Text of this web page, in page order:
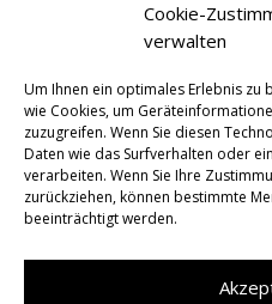
Cookie-
verwalten
Um Ihnen ein optimales Erlebnis zu
wie Cookies, um
zuzugreifen. Wenn Sie diesen
Daten wie das Surfverhalten oder
verarbeiten. Wenn Sie Ihre
zurückziehen, können bestimmte
beeinträchtigt werden.
Datenschutzerklärung